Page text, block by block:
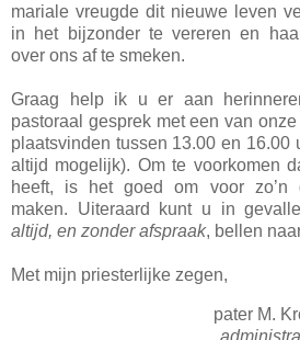
mariale vreugde dit nieuwe leven
in het bijzonder te vereren en
over ons af te smeken.
Graag help ik u er aan
pastoraal gesprek met een van
plaatsvinden tussen 13.00 en 16.00
altijd mogelijk). Om te voorkomen
heeft, is het goed om voor zo’n
maken. Uiteraard kunt u in
altijd, en zonder afspraak, bellen
Met mijn priesterlijke zegen,
pater M.